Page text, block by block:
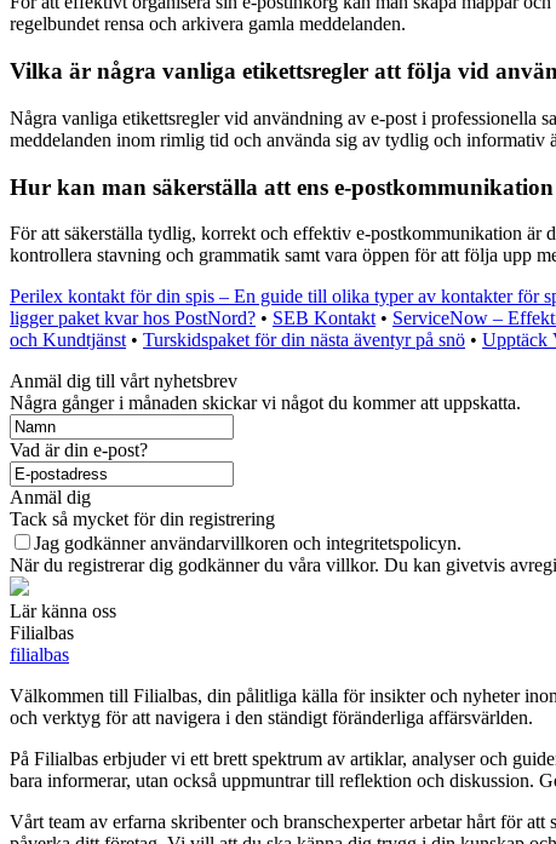
regelbundet rensa och arkivera gamla meddelanden.
Vilka är några vanliga etikettsregler att följa vid
Några vanliga etikettsregler vid användning av e-post i professionella
meddelanden inom rimlig tid och använda sig av tydlig och informativ
Hur kan man säkerställa att ens e-
För att säkerställa tydlig, korrekt och effektiv e-postkommunikation är
kontrollera stavning och grammatik samt vara öppen för att följa upp
Perilex kontakt för din spis – En guide till olika typer av kontakter för
ligger paket kvar hos PostNord? • SEB Kontakt • ServiceNow –
och Kundtjänst • Turskidspaket för din nästa äventyr på snö • Upptäck
Anmäl dig till vårt nyhetsbrev
Några gånger i månaden skickar vi något du kommer att uppskatta.
Vad är din e-post?
Anmäl dig
Tack så mycket för din registrering
Jag godkänner användarvillkoren och integritetspolicyn.
När du registrerar dig godkänner du våra villkor. Du kan givetvis
Lär känna oss
Filialbas
filialbas
Välkommen till Filialbas, din pålitliga källa för insikter och nyheter
och verktyg för att navigera i den ständigt föränderliga affärsvärlden.
På Filialbas erbjuder vi ett brett spektrum av artiklar, analyser och
bara informerar, utan också uppmuntrar till reflektion och diskussion.
Vårt team av erfarna skribenter och branschexperter arbetar hårt för